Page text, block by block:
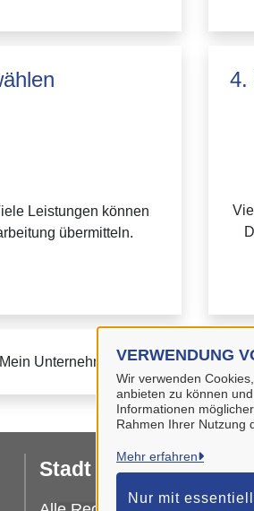
VERWENDUNG
Wir verwenden
anbieten zu können
Informationen
Rahmen Ihrer Nutzung
Mehr erfahren
Nur mit
Leistungen können
übermitteln.
4.
Unternehmenskonto finden Sie
Stadt Wolfenbüttel